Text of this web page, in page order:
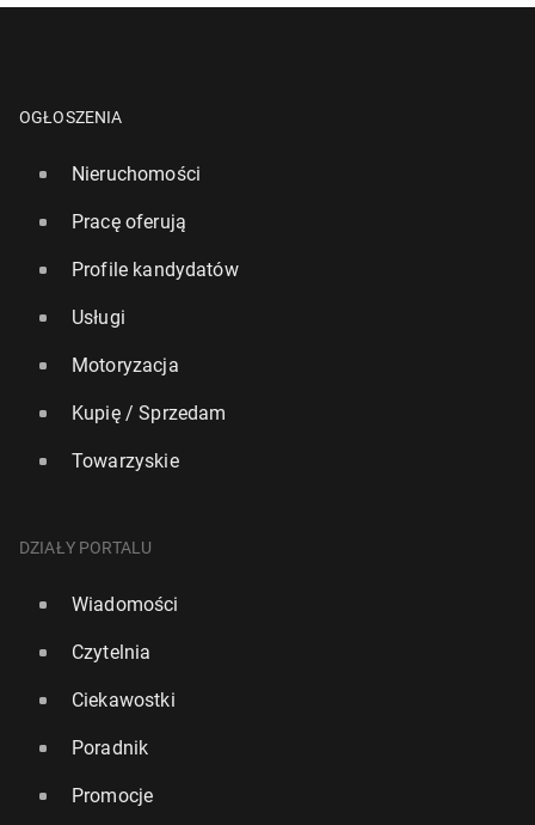
OGŁOSZENIA
Nieruchomości
Pracę oferują
Profile kandydatów
Usługi
Motoryzacja
Kupię / Sprzedam
Towarzyskie
DZIAŁY PORTALU
Wiadomości
Czytelnia
Ciekawostki
Poradnik
Promocje